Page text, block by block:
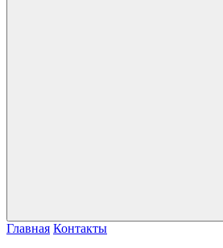
Главная Контакты